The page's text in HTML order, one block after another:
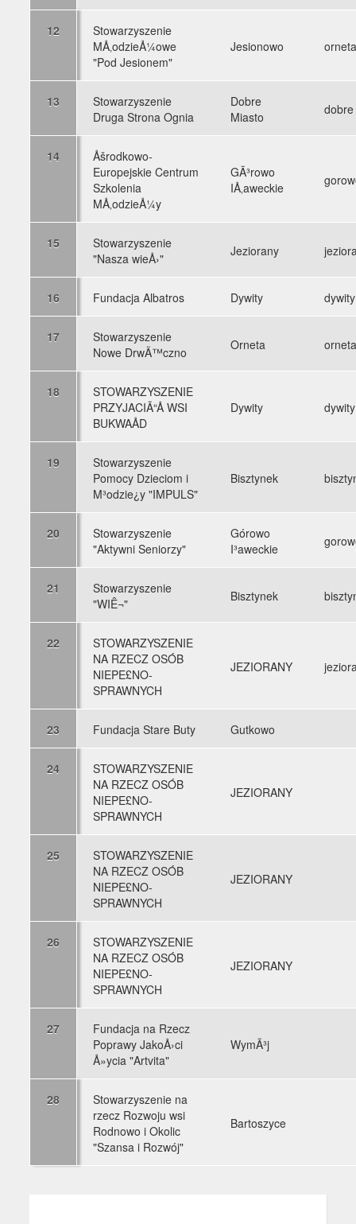
12
Stowarzyszenie
MÅ‚odzieÅ¼owe
"Pod Jesionem"
Jesionowo
13
Stowarzyszenie
Druga Strona Ognia
Dobre
Miasto
dobre
14
Åšrodkowo-
Europejskie Centrum
Szkolenia
MÅ‚odzieÅ¼y
GÃ³rowo
IÅ‚aweckie
15
Stowarzyszenie
"Nasza wieÅ›"
Jeziorany
16 Fundacja Albatros Dywity dywity
17
Stowarzyszenie
Nowe DrwÄ™czno
Orneta
18
STOWARZYSZENIE
PRZYJACIÃ“Å WSI
BUKWAÅD
Dywity dywity
19
Stowarzyszenie
Pomocy Dzieciom i
M³odzie¿y "IMPULS"
Bisztynek
20
Stowarzyszenie
"Aktywni Seniorzy"
Górowo
I³aweckie
21
Stowarzyszenie
"WIÊ¬"
Bisztynek
22
STOWARZYSZENIE
NA RZECZ OSÓB
NIEPE£NO-
SPRAWNYCH
JEZIORANY
23 Fundacja Stare Buty Gutkowo
24
STOWARZYSZENIE
NA RZECZ OSÓB
NIEPE£NO-
SPRAWNYCH
JEZIORANY
25
STOWARZYSZENIE
NA RZECZ OSÓB
NIEPE£NO-
SPRAWNYCH
JEZIORANY
26
STOWARZYSZENIE
NA RZECZ OSÓB
NIEPE£NO-
SPRAWNYCH
JEZIORANY
27
Fundacja na Rzecz
Poprawy JakoÅ›ci
Å»ycia "Artvita"
WymÃ³j
28
Stowarzyszenie na
rzecz Rozwoju wsi
Rodnowo i Okolic
"Szansa i Rozwój"
Bartoszyce